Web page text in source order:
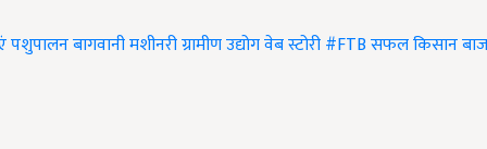
पशुपालनबागवानीमशीनरीग्रामीण उद्योगवेब स्टोरी#FTBसफल किसान